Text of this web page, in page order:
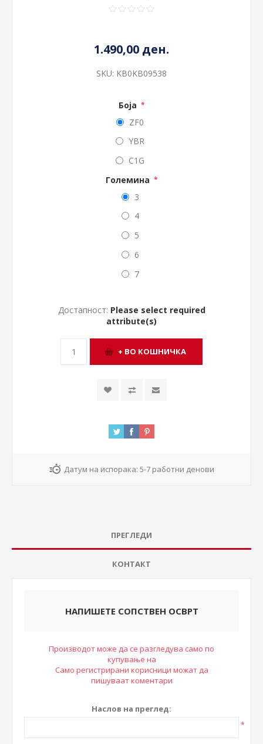
1.490,00 ден.
SKU: KB0KB09538
Боја *
ZF0
YBR
C1G
Големина *
3
4
5
6
7
Достапност: Please select required
attribute(s)
Датум на испорака: 5-7 работни денови
ПРЕГЛЕДИ
КОНТАКТ
НАПИШЕТЕ СОПСТВЕН ОСВРТ
Производот може да се разгледува само по
купување на
Само регистрирани корисници можат да
пишуваат коментари
Наслов на преглед:
*